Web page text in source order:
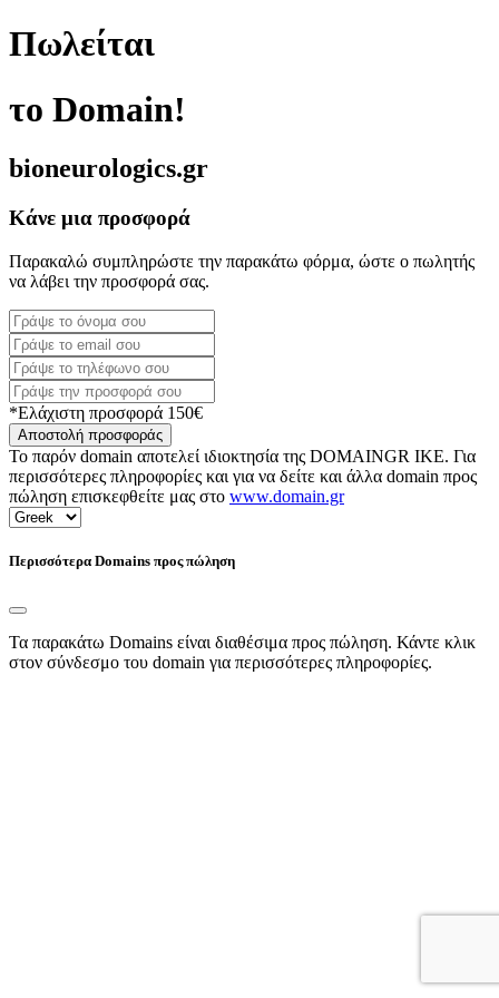
Πωλείται
το Domain!
bioneurologics.gr
Κάνε μια προσφορά
Παρακαλώ συμπληρώστε την παρακάτω φόρμα, ώστε ο πωλητής
να λάβει την προσφορά σας.
*Ελάχιστη προσφορά 150€
Αποστολή προσφοράς
Το παρόν domain αποτελεί ιδιοκτησία της DOMAINGR ΙΚΕ. Για
περισσότερες πληροφορίες και για να δείτε και άλλα domain προς
πώληση επισκεφθείτε μας στο www.domain.gr
Περισσότερα Domains προς πώληση
Τα παρακάτω Domains είναι διαθέσιμα προς πώληση. Κάντε κλικ
στον σύνδεσμο του domain για περισσότερες πληροφορίες.